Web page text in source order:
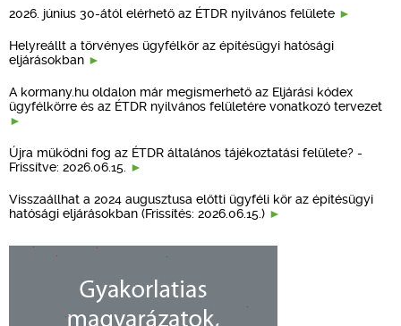
2026. június 30-ától elérhető az ÉTDR nyilvános felülete
Helyreállt a törvényes ügyfélkör az építésügyi hatósági
eljárásokban
A kormany.hu oldalon már megismerhető az Eljárási kódex
ügyfélkörre és az ÉTDR nyilvános felületére vonatkozó tervezet
Újra működni fog az ÉTDR általános tájékoztatási felülete? -
Frissítve: 2026.06.15.
Visszaállhat a 2024 augusztusa előtti ügyféli kör az építésügyi
hatósági eljárásokban (Frissítés: 2026.06.15.)